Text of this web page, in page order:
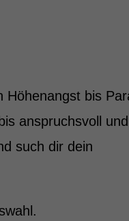
Höhenangst bis
anspruchsvoll und
such dir dein